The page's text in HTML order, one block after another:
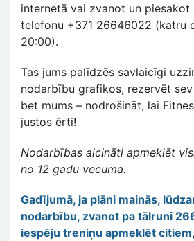
internetā vai zvanot un piesakot
telefonu +371 26646022 (katru
20:00).
Tas jums palīdzēs savlaicīgi
nodarbību grafikos, rezervēt
bet mums – nodrošināt, lai
justos ērti!
Nodarbības aicināti apmeklēt
no 12 gadu vecuma.
Gadījumā, ja plāni mainās,
nodarbību, zvanot pa tālruni
iespēju treniņu apmeklēt